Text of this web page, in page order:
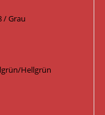
/ Grau
Hellgrün